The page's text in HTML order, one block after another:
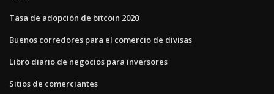
Tasa de adopción de bitcoin 2020
Buenos corredores para el comercio de divisas
Libro diario de negocios para inversores
Sitios de comerciantes